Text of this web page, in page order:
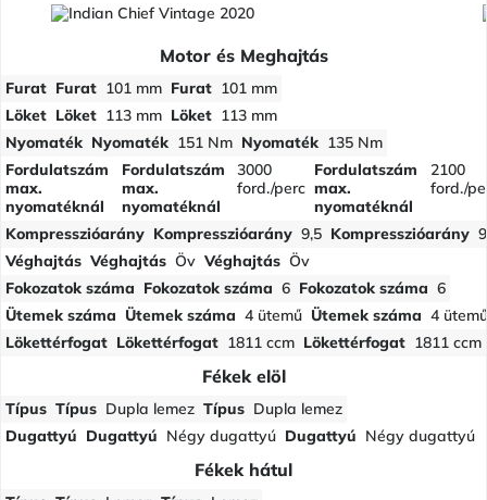
Motor és Meghajtás
Furat Furat 101 mm Furat 101 mm
Löket Löket 113 mm Löket 113 mm
Nyomaték Nyomaték 151 Nm Nyomaték 135 Nm
Fordulatszám
max.
nyomatéknál
Fordulatszám
max.
nyomatéknál
3000
ford./perc
Fordulatszám
max.
nyomatéknál
2100
ford./
Kompresszióarány Kompresszióarány 9,5 Kompresszióarány
Véghajtás Véghajtás Öv Véghajtás Öv
Fokozatok száma Fokozatok száma 6 Fokozatok száma 6
Ütemek száma Ütemek száma 4 ütemű Ütemek száma 4 ütemű
Lökettérfogat Lökettérfogat 1811 ccm Lökettérfogat 1811 ccm
Fékek elöl
Típus Típus Dupla lemez Típus Dupla lemez
Dugattyú Dugattyú Négy dugattyú Dugattyú Négy dugattyú
Fékek hátul